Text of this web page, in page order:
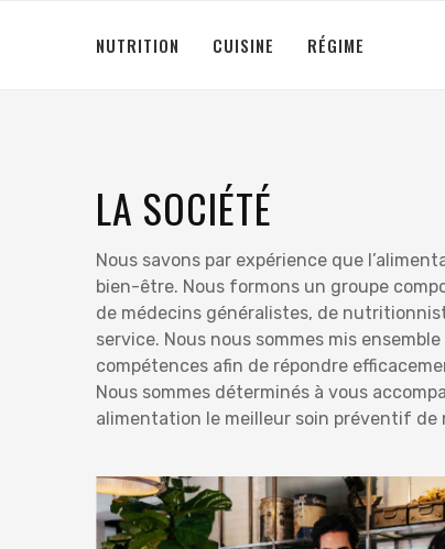
NUTRITION CUISINE RÉGIME
LA SOCIÉTÉ
Nous savons par expérience que
bien-être. Nous formons un groupe
de médecins généralistes, de
service. Nous nous sommes mis
compétences afin de répondre
Nous sommes déterminés à vous
alimentation le meilleur soin préventif de